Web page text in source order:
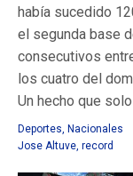
había sucedido
el segunda base
consecutivos
los cuatro del
Un hecho que solo
Deportes, Nacionales
Jose Altuve, record